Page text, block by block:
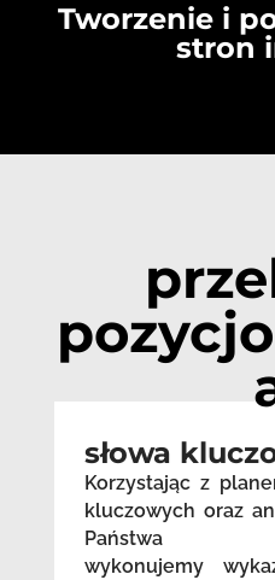
Tworzenie i
stron
słowa
Korzystając z
kluczowych oraz
Państwa
wykonujemy